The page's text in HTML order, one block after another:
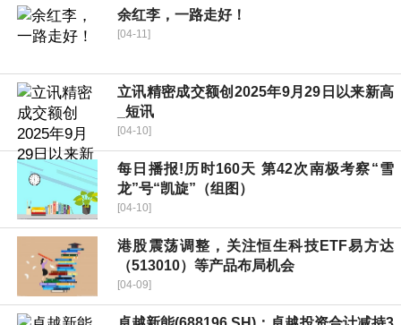
余红李，一路走好！
[04-11]
立讯精密成交额创2025年9月29日以来新高
_短讯
[04-10]
每日播报!历时160天 第42次南极考察“雪
龙”号“凯旋”（组图）
[04-10]
港股震荡调整，关注恒生科技ETF易方达
（513010）等产品布局机会
[04-09]